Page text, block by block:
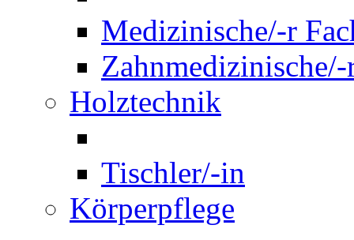
Medizinische/-r
Holztechnik
Tischler/-in
Körperpflege